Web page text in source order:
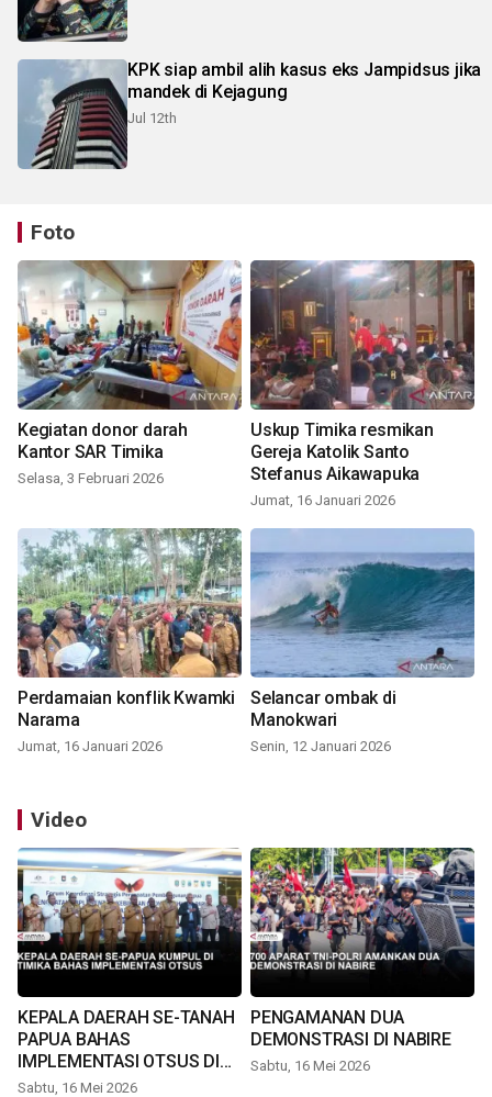
KPK siap ambil alih kasus eks Jampidsus jika
mandek di Kejagung
Jul 12th
Foto
Kegiatan donor darah
Kantor SAR Timika
Selasa, 3 Februari 2026
Uskup Timika resmikan
Gereja Katolik Santo
Stefanus Aikawapuka
Jumat, 16 Januari 2026
Perdamaian konflik Kwamki
Narama
Jumat, 16 Januari 2026
Selancar ombak di
Manokwari
Senin, 12 Januari 2026
Video
KEPALA DAERAH SE-TANAH
PAPUA BAHAS
IMPLEMENTASI OTSUS DI
TIMIKA
Sabtu, 16 Mei 2026
PENGAMANAN DUA
DEMONSTRASI DI NABIRE
Sabtu, 16 Mei 2026